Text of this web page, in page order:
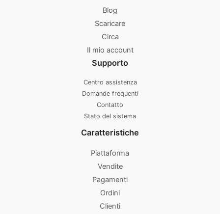
Blog
Scaricare
Circa
Il mio account
Supporto
Centro assistenza
Domande frequenti
Contatto
Stato del sistema
Caratteristiche
Piattaforma
Vendite
Pagamenti
Ordini
Clienti